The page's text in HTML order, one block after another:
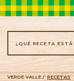
VERDE VALLE / RECETAS